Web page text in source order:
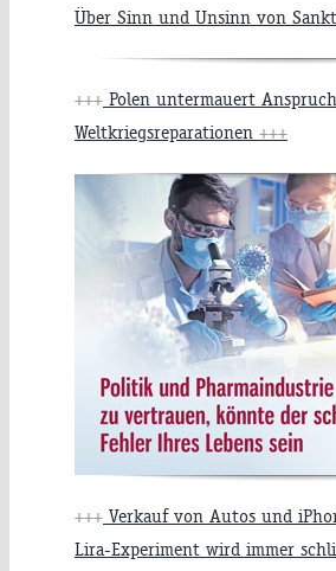
Über Sinn und Unsinn von
+++ Polen untermauert
Weltkriegsreparationen +++
+++ Verkauf von Autos und
Lira-Experiment wird immer